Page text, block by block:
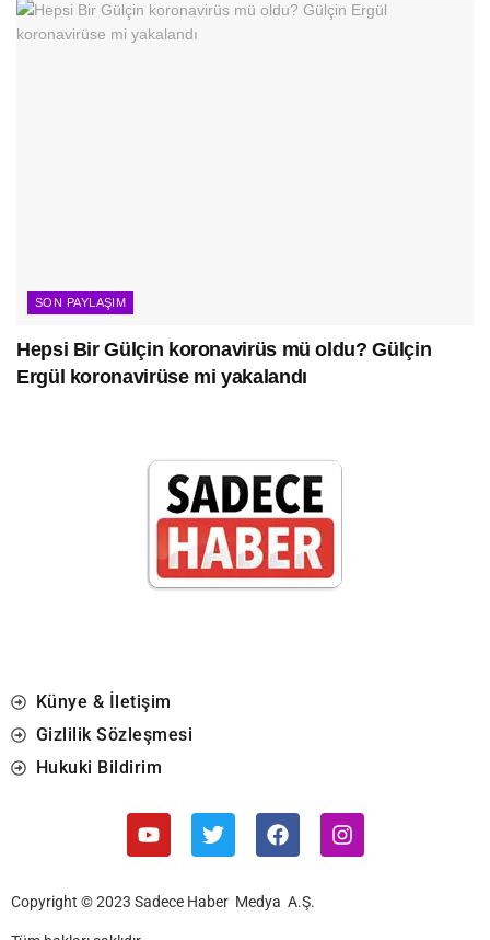
SON PAYLAŞIM
Hepsi Bir Gülçin koronavirüs mü oldu? Gülçin
Ergül koronavirüse mi yakalandı
Künye & İletişim
Gizlilik Sözleşmesi
Hukuki Bildirim
Copyright © 2023 Sadece Haber Medya A.Ş.